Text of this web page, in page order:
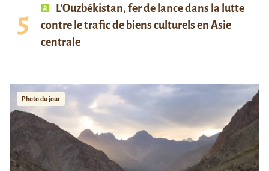
L’Ouzbékistan, fer de lance dans la lutte
contre le trafic de biens culturels en Asie
centrale
Photo du jour